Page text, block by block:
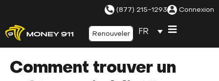
(877) 215-1293 Connexion
Renouveler FR
Comment trouver un